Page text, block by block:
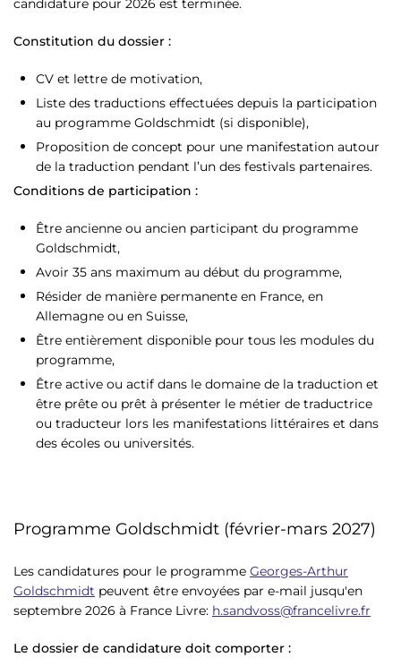
Constitution du dossier :
CV et lettre de motivation,
Liste des traductions effectuées depuis la participation
au programme Goldschmidt (si disponible),
Proposition de concept pour une manifestation autour
de la traduction pendant l’un des festivals partenaires.
Conditions de participation :
Être ancienne ou ancien participant du programme
Goldschmidt,
Avoir 35 ans maximum au début du programme,
Résider de manière permanente en France, en
Allemagne ou en Suisse,
Être entièrement disponible pour tous les modules du
programme,
Être active ou actif dans le domaine de la traduction et
être prête ou prêt à présenter le métier de traductrice
ou traducteur lors les manifestations littéraires et dans
des écoles ou universités.
Programme Goldschmidt (février-mars 2027)
Les candidatures pour le programme Georges-Arthur
Goldschmidt peuvent être envoyées par e-mail jusqu'en
septembre 2026 à France Livre: h.sandvoss@francelivre.fr
Le dossier de candidature doit comporter :